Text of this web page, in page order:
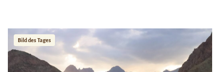
Bild des Tages